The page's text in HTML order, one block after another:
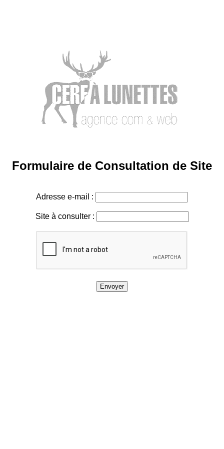
Formulaire de Consultation de Site
Adresse e-mail :
Site à consulter :